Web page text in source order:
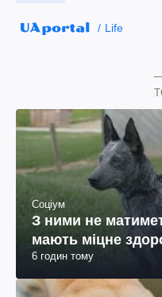
Life
Соціум
З ними не
мають міцне
6 годин тому